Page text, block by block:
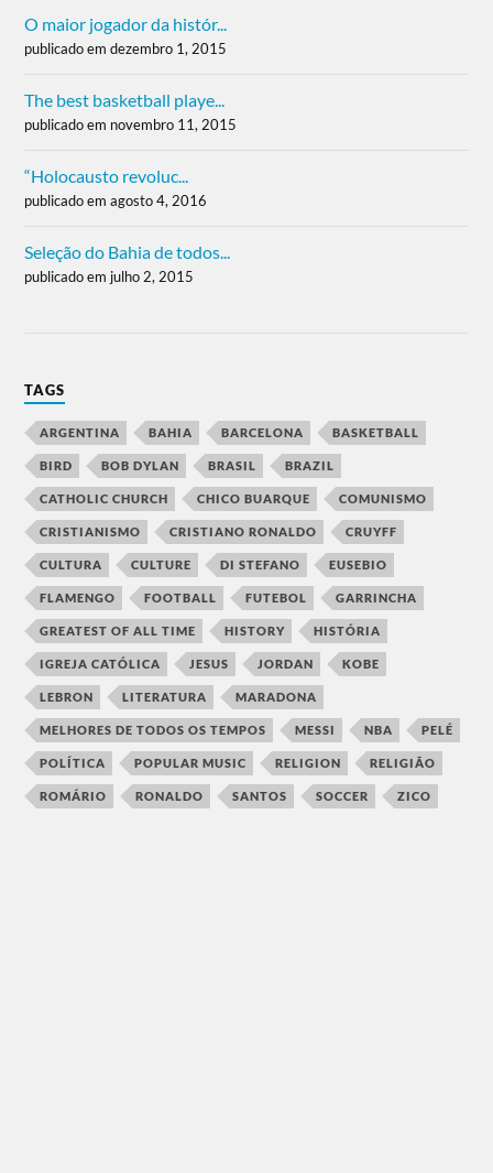
O maior jogador da histór...
publicado em dezembro 1, 2015
The best basketball playe...
publicado em novembro 11, 2015
“Holocausto revoluc...
publicado em agosto 4, 2016
Seleção do Bahia de todos...
publicado em julho 2, 2015
TAGS
ARGENTINA BAHIA BARCELONA BASKETBALL
BIRD BOB DYLAN BRASIL BRAZIL
CATHOLIC CHURCH CHICO BUARQUE COMUNISMO
CRISTIANISMO CRISTIANO RONALDO CRUYFF
CULTURA CULTURE DI STEFANO EUSEBIO
FLAMENGO FOOTBALL FUTEBOL GARRINCHA
GREATEST OF ALL TIME HISTORY HISTÓRIA
IGREJA CATÓLICA JESUS JORDAN KOBE
LEBRON LITERATURA MARADONA
MELHORES DE TODOS OS TEMPOS MESSI NBA PELÉ
POLÍTICA POPULAR MUSIC RELIGION RELIGIÃO
ROMÁRIO RONALDO SANTOS SOCCER ZICO